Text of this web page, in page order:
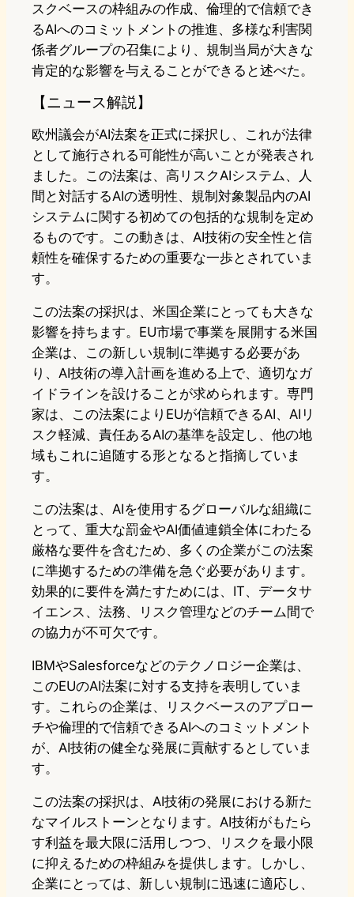
スクベースの枠組みの作成、倫理的で信頼でき
るAIへのコミットメントの推進、多様な利害関
係者グループの召集により、規制当局が大きな
肯定的な影響を与えることができると述べた。
【ニュース解説】
欧州議会がAI法案を正式に採択し、これが法律
として施行される可能性が高いことが発表され
ました。この法案は、高リスクAIシステム、人
間と対話するAIの透明性、規制対象製品内のAI
システムに関する初めての包括的な規制を定め
るものです。この動きは、AI技術の安全性と信
頼性を確保するための重要な一歩とされていま
す。
この法案の採択は、米国企業にとっても大きな
影響を持ちます。EU市場で事業を展開する米国
企業は、この新しい規制に準拠する必要があ
り、AI技術の導入計画を進める上で、適切なガ
イドラインを設けることが求められます。専門
家は、この法案によりEUが信頼できるAI、AIリ
スク軽減、責任あるAIの基準を設定し、他の地
域もこれに追随する形となると指摘していま
す。
この法案は、AIを使用するグローバルな組織に
とって、重大な罰金やAI価値連鎖全体にわたる
厳格な要件を含むため、多くの企業がこの法案
に準拠するための準備を急ぐ必要があります。
効果的に要件を満たすためには、IT、データサ
イエンス、法務、リスク管理などのチーム間で
の協力が不可欠です。
IBMやSalesforceなどのテクノロジー企業は、
このEUのAI法案に対する支持を表明していま
す。これらの企業は、リスクベースのアプロー
チや倫理的で信頼できるAIへのコミットメント
が、AI技術の健全な発展に貢献するとしていま
す。
この法案の採択は、AI技術の発展における新た
なマイルストーンとなります。AI技術がもたら
す利益を最大限に活用しつつ、リスクを最小限
に抑えるための枠組みを提供します。しかし、
企業にとっては、新しい規制に迅速に適応し、